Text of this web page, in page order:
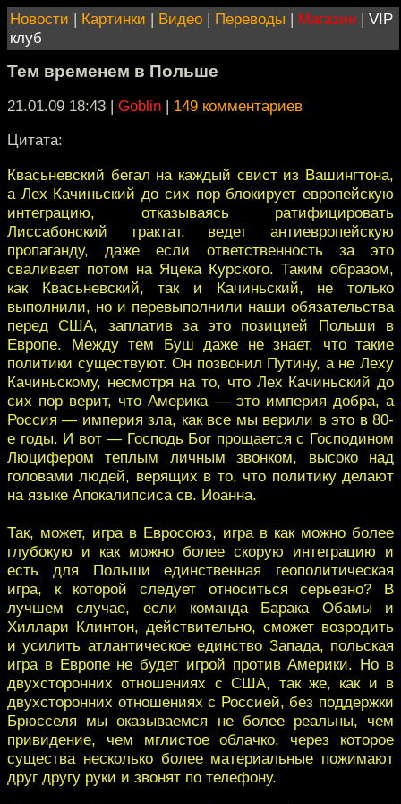
Новости | Картинки | Видео | Переводы | Магазин | VIP
клуб
Тем временем в Польше
21.01.09 18:43 | Goblin | 149 комментариев
Цитата:
Квасьневский бегал на каждый свист из Вашингтона,
а Лех Качиньский до сих пор блокирует европейскую
интеграцию, отказываясь ратифицировать
Лиссабонский трактат, ведет антиевропейскую
пропаганду, даже если ответственность за это
сваливает потом на Яцека Курского. Таким образом,
как Квасьневский, так и Качиньский, не только
выполнили, но и перевыполнили наши обязательства
перед США, заплатив за это позицией Польши в
Европе. Между тем Буш даже не знает, что такие
политики существуют. Он позвонил Путину, а не Леху
Качиньскому, несмотря на то, что Лех Качиньский до
сих пор верит, что Америка — это империя добра, а
Россия — империя зла, как все мы верили в это в 80-
е годы. И вот — Господь Бог прощается с Господином
Люцифером теплым личным звонком, высоко над
головами людей, верящих в то, что политику делают
на языке Апокалипсиса св. Иоанна.
Так, может, игра в Евросоюз, игра в как можно более
глубокую и как можно более скорую интеграцию и
есть для Польши единственная геополитическая
игра, к которой следует относиться серьезно? В
лучшем случае, если команда Барака Обамы и
Хиллари Клинтон, действительно, сможет возродить
и усилить атлантическое единство Запада, польская
игра в Европе не будет игрой против Америки. Но в
двухсторонних отношениях с США, так же, как и в
двухсторонних отношениях с Россией, без поддержки
Брюсселя мы оказываемся не более реальны, чем
привидение, чем мглистое облачко, через которое
существа несколько более материальные пожимают
друг другу руки и звонят по телефону.